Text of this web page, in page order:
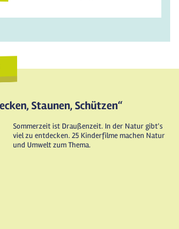
Staunen, Schützen“
Sommerzeit ist Draußenzeit. In der Natur gibt's
viel zu entdecken. 25 Kinderfilme machen Natur
und Umwelt zum Thema.